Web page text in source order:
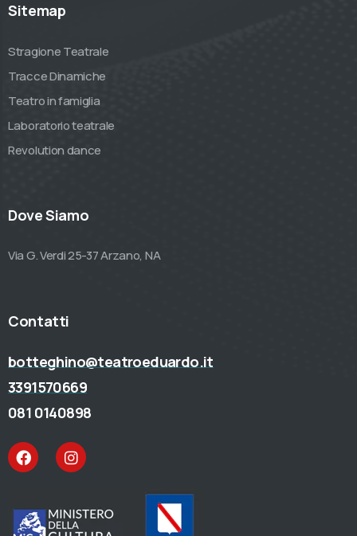
Sitemap
Stragione Teatrale
Tracce Dinamiche
Teatro in famiglia
Laboratorio teatrale
Revolution dance
Dove Siamo
Via G. Verdi 25-37 Arzano, NA
Contatti
botteghino@teatroeduardo.it
3391570669
081 0140898